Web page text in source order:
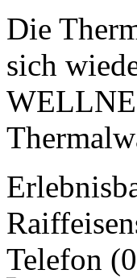
Die
sich
Telefon